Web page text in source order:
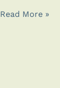
OBILJEŽAVANJE
Read More »